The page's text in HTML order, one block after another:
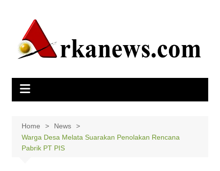
Home
News
Warga Desa Melata Suarakan Penolakan Rencana
Pabrik PT PIS